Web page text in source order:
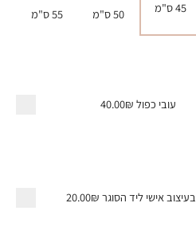
45 ס"מ 50 ס"מ 55 ס"מ
עובי כפול 40.00₪
אישי ליד הסוגר 20.00₪